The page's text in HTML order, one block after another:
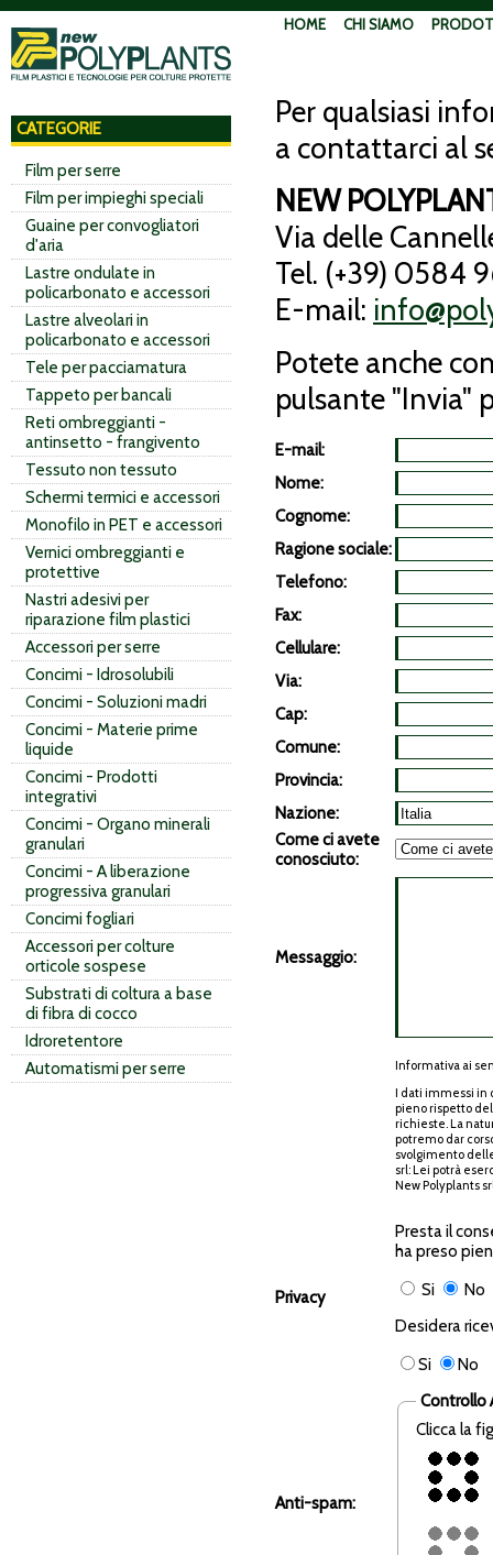
CATEGORIE
Film per serre
Film per impieghi speciali
Guaine per convogliatori
d'aria
Lastre ondulate in
policarbonato e accessori
Lastre alveolari in
policarbonato e accessori
Tele per pacciamatura
Tappeto per bancali
Reti ombreggianti -
antinsetto - frangivento
Tessuto non tessuto
Schermi termici e accessori
Monofilo in PET e accessori
Vernici ombreggianti e
protettive
Nastri adesivi per
riparazione film plastici
Accessori per serre
Concimi - Idrosolubili
Concimi - Soluzioni madri
Concimi - Materie prime
liquide
Concimi - Prodotti
integrativi
Concimi - Organo minerali
granulari
Concimi - A liberazione
progressiva granulari
Concimi fogliari
Accessori per colture
orticole sospese
Substrati di coltura a base
di fibra di cocco
Idroretentore
Automatismi per serre
HOME CHI SIAMO
Per qualsiasi
a contattarci al
NEW
Via delle
Tel. (+39) 0584
E-mail:
Potete anche
pulsante "Invia"
E-mail:
Nome:
Cognome:
Ragione sociale:
Telefono:
Fax:
Cellulare:
Via:
Cap:
Comune:
Provincia:
Nazione:
Come ci avete
conosciuto:
Messaggio:
Informativa ai
I dati immessi in
pieno rispetto
richieste. La
potremo dar
svolgimento
srl: Lei potrà
New Polyplants
Privacy
Presta il
ha preso
Si
No
Desidera
Si
No
Anti-spam:
Controllo
Clicca la